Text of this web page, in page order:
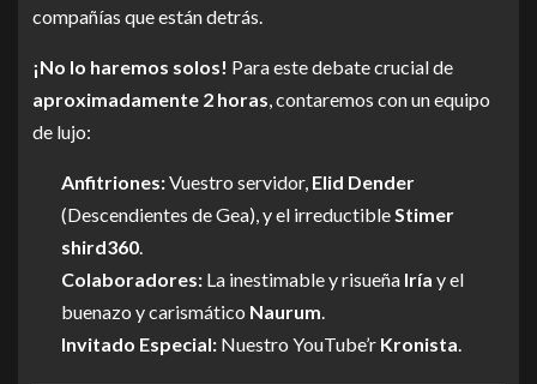
compañías que están detrás.
¡No lo haremos solos! Para este debate crucial de
aproximadamente 2 horas, contaremos con un equipo
de lujo:
Anfitriones:Vuestro servidor, Elid Dender
(Descendientes de Gea), y el irreductibleStimer
shird360.
Colaboradores: La inestimable y risueña Iría y el
buenazo y carismático Naurum.
Invitado Especial: Nuestro YouTube’r Kronista.